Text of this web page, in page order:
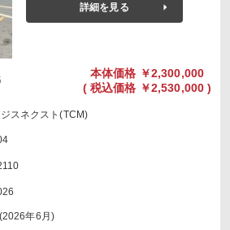
詳細を見る
本体価格 ￥2,300,000
( 税込価格 ￥2,530,000 )
スネクスト(TCM)
年6月)